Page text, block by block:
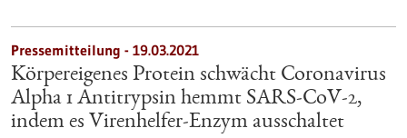
Pressemitteilung - 19.03.2021
Körpereigenes Protein schwächt Coronavirus
Alpha 1 Antitrypsin hemmt SARS-CoV-2,
indem es Virenhelfer-Enzym ausschaltet